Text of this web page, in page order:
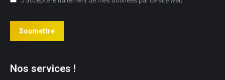
Soumettre
Nos services !